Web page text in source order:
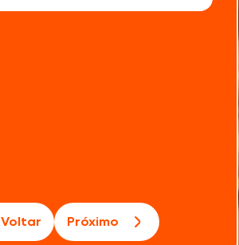
Voltar Próximo